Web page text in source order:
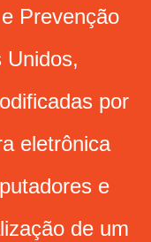
Prevenção
Unidos,
por
eletrônica
e
de um